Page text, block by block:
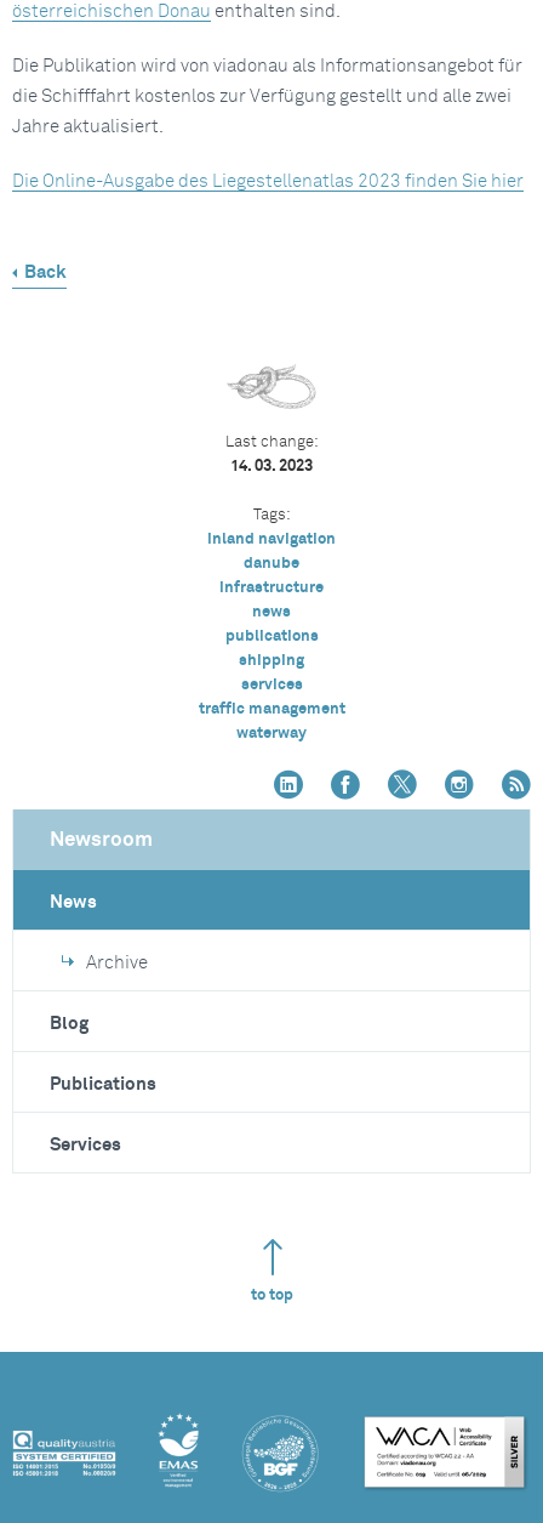
österreichischen Donau enthalten sind.
Die Publikation wird von viadonau als Informationsangebot für
die Schifffahrt kostenlos zur Verfügung gestellt und alle zwei
Jahre aktualisiert.
Die Online-Ausgabe des Liegestellenatlas 2023 finden Sie hier
Back
Last change:
14. 03. 2023
Tags:
inland navigation
danube
infrastructure
news
publications
shipping
services
traffic management
waterway
Newsroom
News
Archive
Blog
Publications
Services
to top